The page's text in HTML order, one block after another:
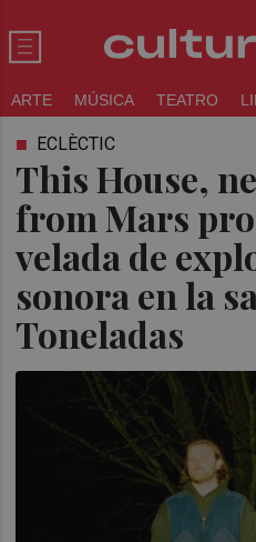
ARTE MÚSICA TEATRO
This House,
from Mars
velada de
sonora en la
Toneladas
ECLÈCTIC